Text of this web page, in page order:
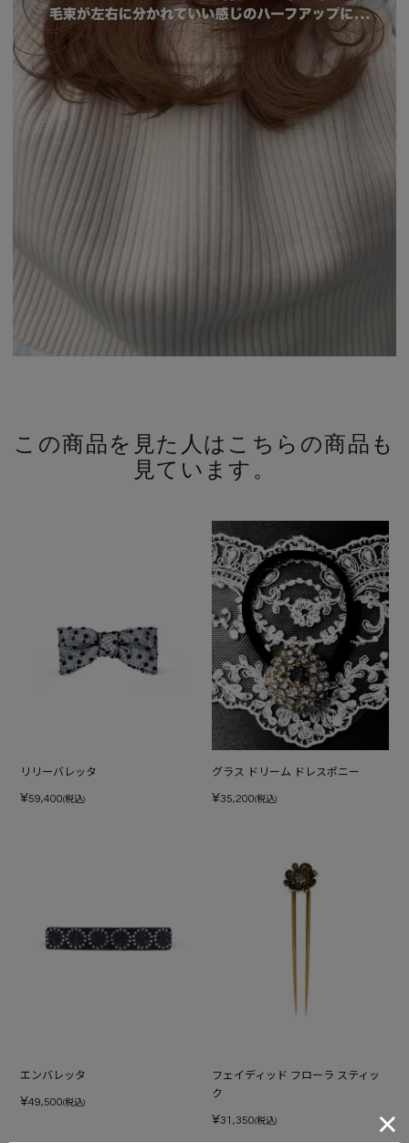
この商品を見た人はこちらの商品も
見ています。
リリーバレッタ
¥59,400(税込)
グラス ドリーム ドレスポニー
¥35,200(税込)
エンバレッタ
¥49,500(税込)
フェイディッド フローラ スティッ
ク
¥31,350(税込)